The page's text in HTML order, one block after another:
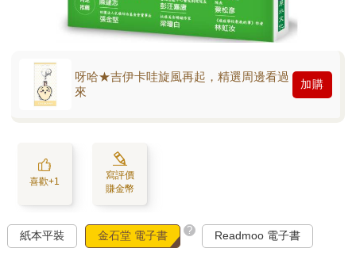
呀哈★吉伊卡哇旋風再起，精選周邊看過
來
加購
喜歡+1
寫評價
賺金幣
紙本平裝 金石堂 電子書 ? Readmoo 電子書